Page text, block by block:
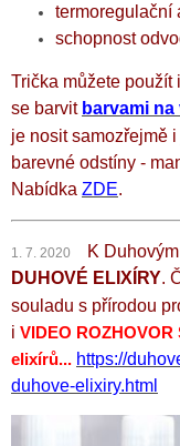
termoregulační
schopnost
Trička můžete
se barvit barvami na
je nosit samozřejmě i
barevné odstíny -
Nabídka ZDE.
1. 7. 2020
K
DUHOVÉ ELIXÍRY.
souladu s přírodou
i VIDEO
elixírů... https://
duhove-elixiry.html